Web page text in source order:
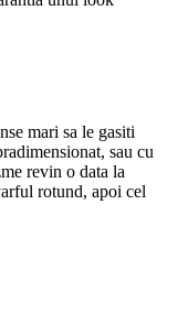
mari sa le gasiti
sau cu
revin o data la
rotund, apoi cel